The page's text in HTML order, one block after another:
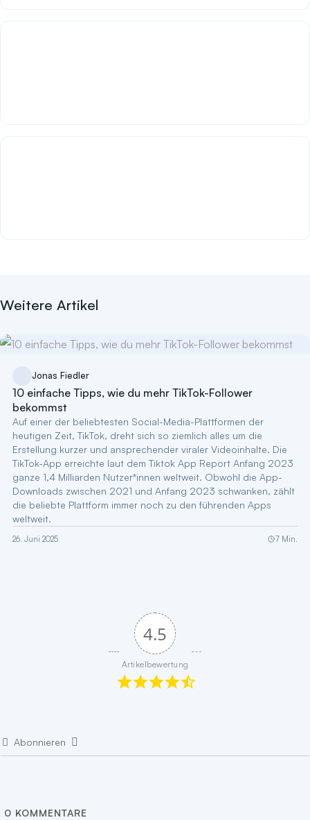
Weitere Artikel
Jonas Fiedler
10 einfache Tipps, wie du mehr TikTok-Follower
bekommst
Auf einer der beliebtesten Social-Media-Plattformen der
heutigen Zeit, TikTok, dreht sich so ziemlich alles um die
Erstellung kurzer und ansprechender viraler Videoinhalte. Die
TikTok-App erreichte laut dem Tiktok App Report Anfang 2023
ganze 1,4 Milliarden Nutzer*innen weltweit. Obwohl die App-
Downloads zwischen 2021 und Anfang 2023 schwanken, zählt
die beliebte Plattform immer noch zu den führenden Apps
weltweit.
26. Juni 2025 7 Min.
4.5
Artikelbewertung
Abonnieren
0 KOMMENTARE